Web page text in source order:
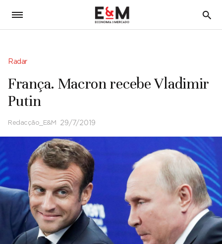
5
Radar
França. Macron recebe Vladimir
Putin
Redacção_E&M 29/7/2019